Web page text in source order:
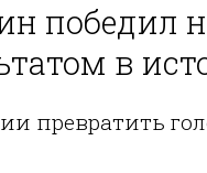
победил
в
превратить